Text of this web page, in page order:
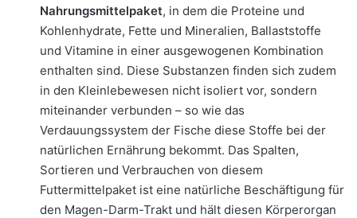
Nahrungsmittelpaket, in dem die Proteine und
Kohlenhydrate, Fette und Mineralien, Ballaststoffe
und Vitamine in einer ausgewogenen Kombination
enthalten sind. Diese Substanzen finden sich zudem
in den Kleinlebewesen nicht isoliert vor, sondern
miteinander verbunden – so wie das
Verdauungssystem der Fische diese Stoffe bei der
natürlichen Ernährung bekommt. Das Spalten,
Sortieren und Verbrauchen von diesem
Futtermittelpaket ist eine natürliche Beschäftigung für
den Magen-Darm-Trakt und hält diesen Körperorgan